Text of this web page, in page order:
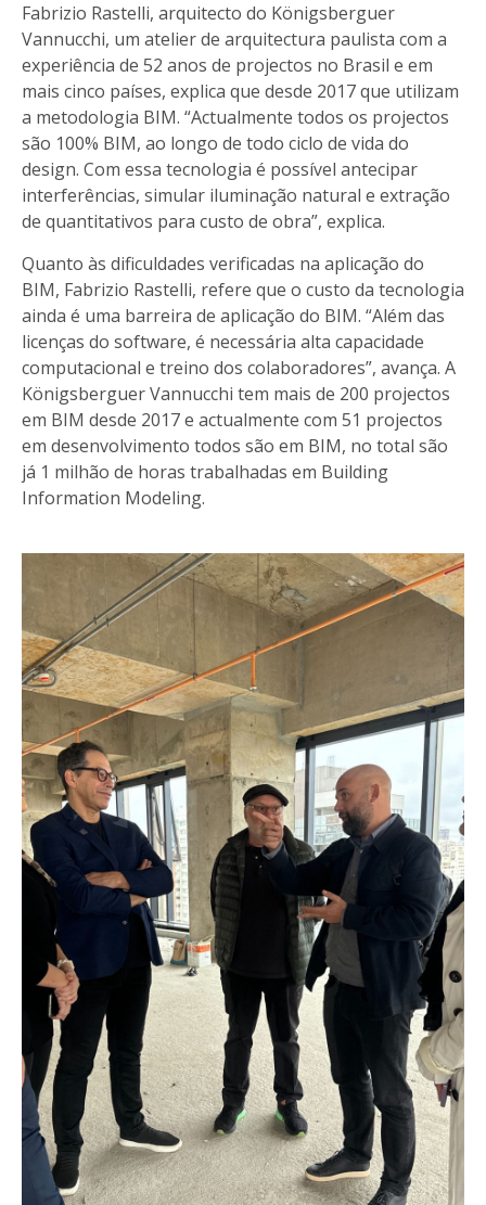
Fabrizio Rastelli, arquitecto do Königsberguer
Vannucchi, um atelier de arquitectura paulista com a
experiência de 52 anos de projectos no Brasil e em
mais cinco países, explica que desde 2017 que utilizam
a metodologia BIM. “Actualmente todos os projectos
são 100% BIM, ao longo de todo ciclo de vida do
design. Com essa tecnologia é possível antecipar
interferências, simular iluminação natural e extração
de quantitativos para custo de obra”, explica.
Quanto às dificuldades verificadas na aplicação do
BIM, Fabrizio Rastelli, refere que o custo da tecnologia
ainda é uma barreira de aplicação do BIM. “Além das
licenças do software, é necessária alta capacidade
computacional e treino dos colaboradores”, avança. A
Königsberguer Vannucchi tem mais de 200 projectos
em BIM desde 2017 e actualmente com 51 projectos
em desenvolvimento todos são em BIM, no total são
já 1 milhão de horas trabalhadas em Building
Information Modeling.